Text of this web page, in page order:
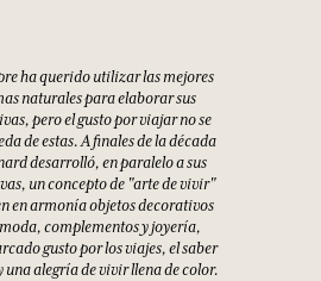
ha querido utilizar las mejores
naturales para elaborar sus
pero el gusto por viajar no se
de estas. A finales de la década
desarrolló, en paralelo a sus
un concepto de "arte de vivir"
en armonía objetos decorativos
complementos y joyería,
gusto por los viajes, el saber
una alegría de vivir llena de color.